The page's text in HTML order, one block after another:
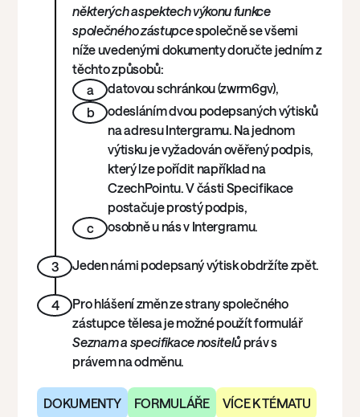
některých aspektech výkonu funkce
společného zástupcespolečně se všemi
níže uvedenými dokumenty doručte jedním z
těchto způsobů:
a
datovou schránkou (zwrm6gv),
b
odesláním dvou podepsaných výtisků
na adresu Intergramu. Na jednom
výtisku je vyžadován ověřený podpis,
který lze pořídit například na
CzechPointu. V části Specifikace
postačuje prostý podpis,
c
osobně u nás v Intergramu.
3 Jeden námi podepsaný výtisk obdržíte zpět.
4
Pro hlášení změn ze strany společného
zástupce tělesa je možné použít formulář
Seznam a specifikace nositelů práv s
právem na odměnu.
DOKUMENTY FORMULÁŘE VÍCE K TÉMATU